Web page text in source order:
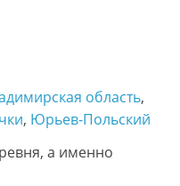
область
, Юрьев-Польский
а именно